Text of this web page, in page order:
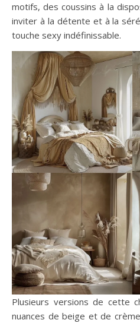
motifs, des coussins à la
inviter à la détente et à la
touche sexy indéfinissable.
Plusieurs versions de cette
nuances de beige et de